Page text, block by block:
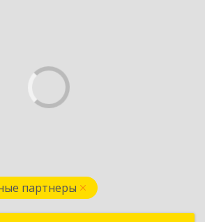
партнеры